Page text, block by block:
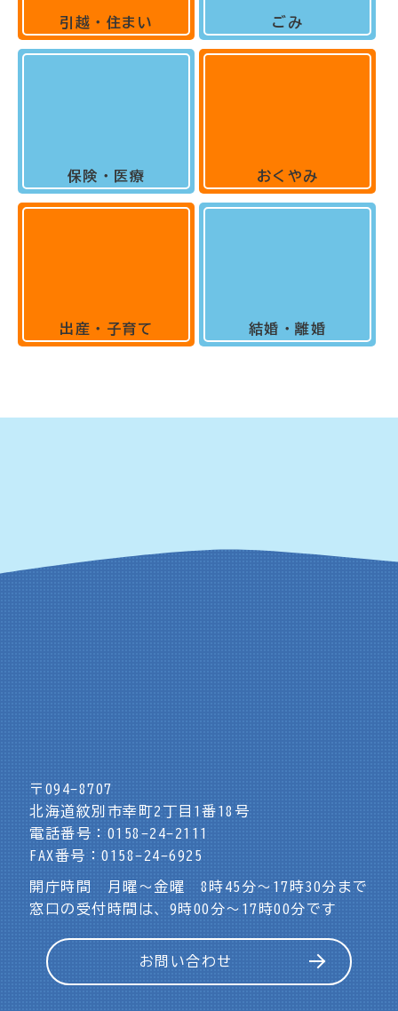
引越・住まい
保険・医療
出産・子育て
ごみ
おくやみ
結婚・離婚
〒094-8707
北海道紋別市幸町2丁目1番18号
電話番号：0158-24-2111
FAX番号：0158-24-6925
開庁時間 月曜～金曜 8時45分～17時30分まで
窓口の受付時間は、9時00分～17時00分です
お問い合わせ